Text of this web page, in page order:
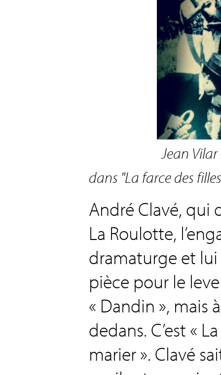
Jean
dans "La farce des
André Clavé, qui
La Roulotte,
dramaturge et lui
pièce pour le
« Dandin », mais
dedans. C’est «
marier ». Clavé